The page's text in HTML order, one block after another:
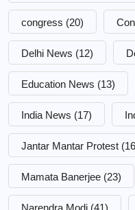
congress (20)
Delhi News (12)
Education News (13)
India News (17)
Jantar Mantar Protest
Mamata Banerjee (23)
Narendra Modi (41)